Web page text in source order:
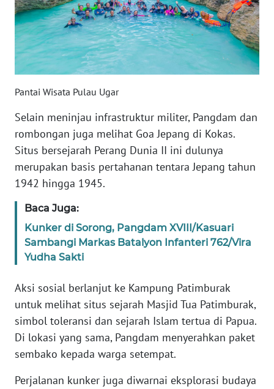
Pantai Wisata Pulau Ugar
Selain meninjau infrastruktur militer, Pangdam dan
rombongan juga melihat Goa Jepang di Kokas.
Situs bersejarah Perang Dunia II ini dulunya
merupakan basis pertahanan tentara Jepang tahun
1942 hingga 1945.
Baca Juga:
Kunker di Sorong, Pangdam XVIII/Kasuari
Sambangi Markas Batalyon Infanteri 762/Vira
Yudha Sakti
Aksi sosial berlanjut ke Kampung Patimburak
untuk melihat situs sejarah Masjid Tua Patimburak,
simbol toleransi dan sejarah Islam tertua di Papua.
Di lokasi yang sama, Pangdam menyerahkan paket
sembako kepada warga setempat.
Perjalanan kunker juga diwarnai eksplorasi budaya
WN
RIAU
WN
WN
JAMBI
SULTRA
WN
WN
WN
SULBAR
WN
BABEL